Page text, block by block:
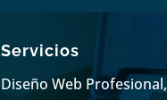
Servicios
Diseño Web Profesional,